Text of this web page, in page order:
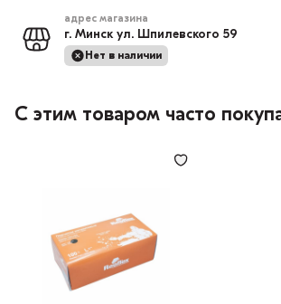
адрес магазина
г. Минск ул. Шпилевского 59
Нет в наличии
С этим товаром часто